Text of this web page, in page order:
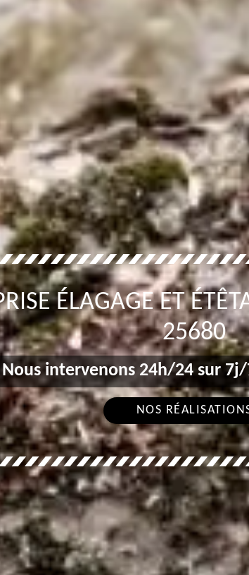
ÉLAGAGE ET
25680
Nous intervenons 24h/24 sur
NOS